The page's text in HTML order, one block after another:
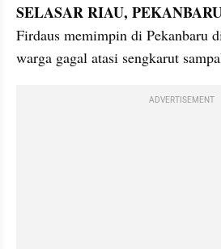
SELASAR RIAU,
Firdaus memimpin di Pekanbaru
warga gagal atasi sengkarut
ADVERTISEMENT